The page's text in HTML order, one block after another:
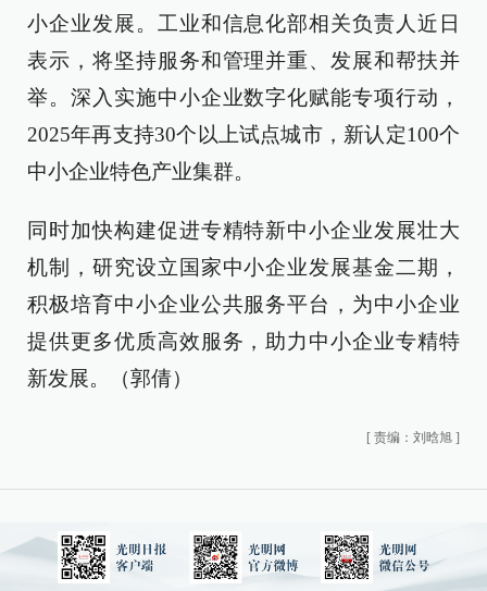
小企业发展。工业和信息化部相关负责人近日
表示，将坚持服务和管理并重、发展和帮扶并
举。深入实施中小企业数字化赋能专项行动，
2025年再支持30个以上试点城市，新认定100个
中小企业特色产业集群。
同时加快构建促进专精特新中小企业发展壮大
机制，研究设立国家中小企业发展基金二期，
积极培育中小企业公共服务平台，为中小企业
提供更多优质高效服务，助力中小企业专精特
新发展。（郭倩）
[ 责编：刘晗旭 ]